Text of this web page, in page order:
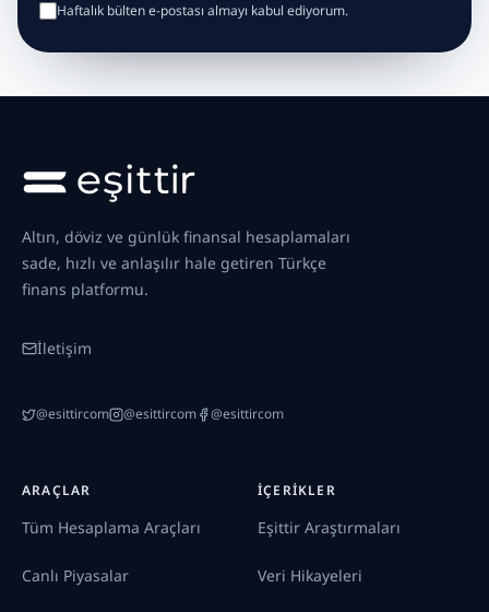
Haftalık bülten e-postası almayı kabul ediyorum.
Altın, döviz ve günlük finansal hesaplamaları
sade, hızlı ve anlaşılır hale getiren Türkçe
finans platformu.
İletişim
@esittircom @esittircom @esittircom
ARAÇLAR
Tüm Hesaplama Araçları
Canlı Piyasalar
İÇERIKLER
Eşittir Araştırmaları
Veri Hikayeleri